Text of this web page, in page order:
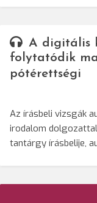
A digitális
folytatódik
pótérettségi
Az írásbeli vizsgák
irodalom dolgozattal
tantárgy írásbelije,